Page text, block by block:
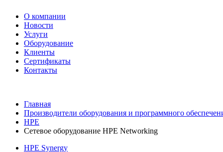
О компании
Новости
Услуги
Оборудование
Клиенты
Сертификаты
Контакты
Главная
Производители оборудования и программного
HPE
Сетевое оборудование HPE Networking
HPE Synergy